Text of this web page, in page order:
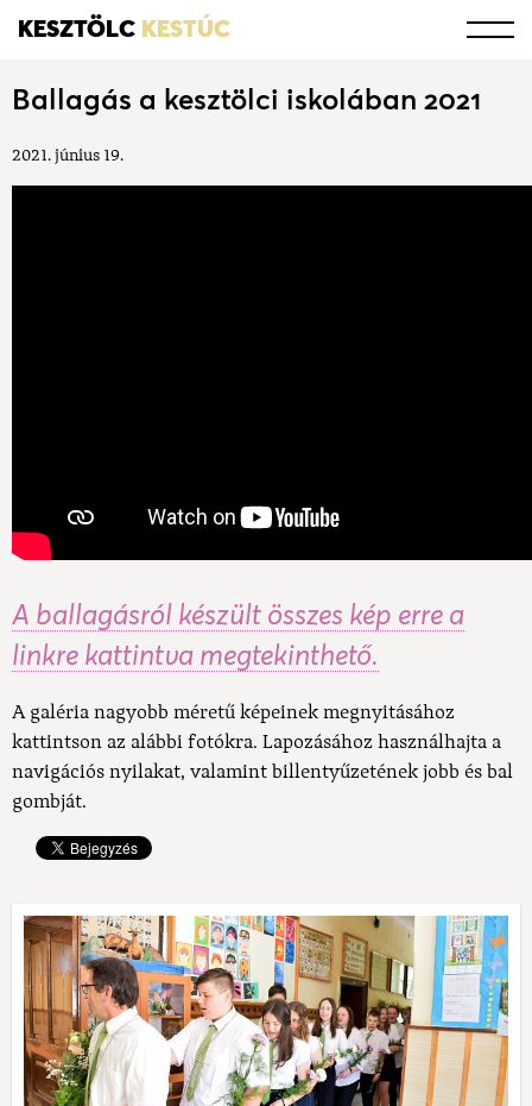
KESZTÖLC KESTÚC
Ballagás a kesztölci iskolában 2021
2021. június 19.
A ballagásról készült összes kép erre a
linkre kattintva megtekinthető.
A galéria nagyobb méretű képeinek megnyitásához
kattintson az alábbi fotókra. Lapozásához használhajta a
navigációs nyilakat, valamint billentyűzetének jobb és bal
gombját.